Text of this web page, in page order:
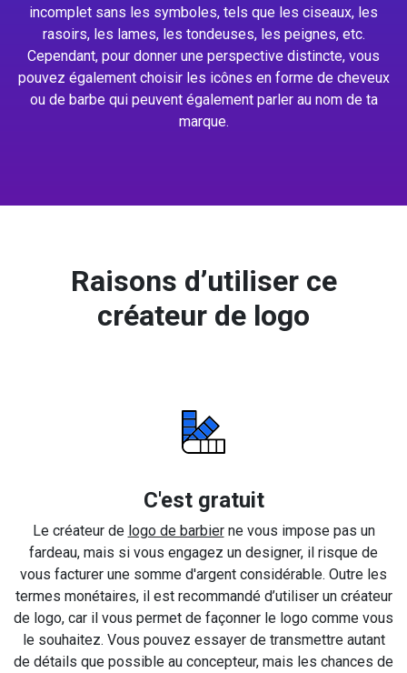
incomplet sans les symboles, tels que les ciseaux, les
rasoirs, les lames, les tondeuses, les peignes, etc.
Cependant, pour donner une perspective distincte, vous
pouvez également choisir les icônes en forme de cheveux
ou de barbe qui peuvent également parler au nom de ta
marque.
Raisons d’utiliser ce
créateur de logo
C'est gratuit
Le créateur de logo de barbierne vous impose pas un
fardeau, mais si vous engagez un designer, il risque de
vous facturer une somme d'argent considérable. Outre les
termes monétaires, il est recommandé d’utiliser un créateur
de logo, car il vous permet de façonner le logo comme vous
le souhaitez. Vous pouvez essayer de transmettre autant
de détails que possible au concepteur, mais les chances de